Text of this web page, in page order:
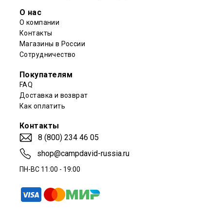
О нас
О компании
Контакты
Магазины в России
Сотрудничество
Покупателям
FAQ
Доставка и возврат
Как оплатить
Контакты
8 (800) 234 46 05
shop@campdavid-russia.ru
ПН-ВС 11:00 - 19:00